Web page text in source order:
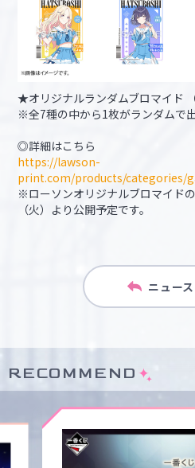
★オリジナルランダムブロマイド （
※全7種の中から1枚がランダムで出
◎詳細はこちら
https://lawson-
print.com/products/categories/
※ローソンオリジナルブロマイド
（火）より公開予定です。
ニュー
RECOMMEND